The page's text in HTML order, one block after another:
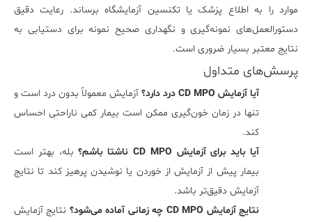
موارد را به اطلاع پزشک یا تکنسین آزمایشگاه برساند. رعایت دقیق
دستورالعمل‌های نمونه‌گیری و نگهداری صحیح نمونه برای دستیابی به
نتایج معتبر بسیار ضروری است.
پرسش‌های متداول
آیا آزمایش CD MPO درد دارد؟
آزمایش معمولاً بدون درد است و
تنها در زمان خون‌گیری ممکن است بیمار کمی ناراحتی احساس
کند.
آیا باید برای آزمایش CD MPO ناشتا باشم؟
بله، بهتر است
بیمار پیش از آزمایش از خوردن یا نوشیدن پرهیز کند تا نتایج
آزمایش دقیق‌تر باشد.
نتایج آزمایش CD MPO چه زمانی آماده می‌شود؟
نتایج آزمایش